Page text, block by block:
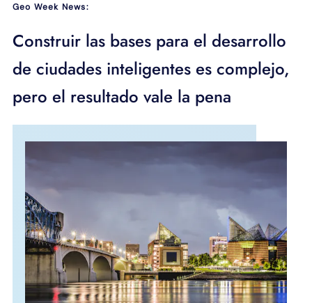
Televisión
Teléfono
APOYO
Geo Week News:
Construir las bases para el desarrollo
de ciudades inteligentes es complejo,
pero el resultado vale la pena